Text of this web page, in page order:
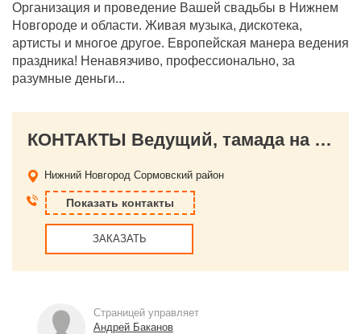
Организация и проведение Вашей свадьбы в Нижнем
Новгороде и области. Живая музыка, дискотека,
артисты и многое другое. Европейская манера ведения
праздника! Ненавязчиво, профессионально, за
разумные деньги...
КОНТАКТЫ Ведущий, тамада на свадьбу в Нижнем Новгороде Андрей Баканов.
Нижний Новгород Сормовский район
Показать контакты
ЗАКАЗАТЬ
Страницей управляет
Андрей Баканов